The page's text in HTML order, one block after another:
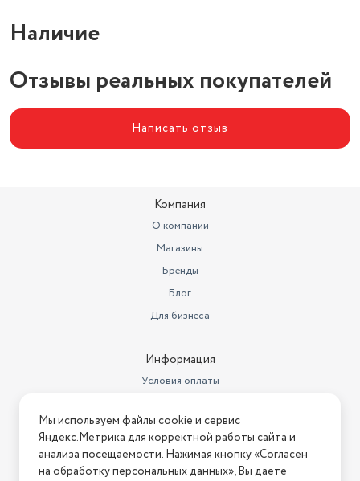
Наличие
Отзывы реальных покупателей
Написать отзыв
Компания
О компании
Магазины
Бренды
Блог
Для бизнеса
Информация
Условия оплаты
Условия возврата
Нашли ошибку на сайте? Напишите нам
Мы используем файлы cookie и сервис
Яндекс.Метрика для корректной работы сайта и
анализа посещаемости. Нажимая кнопку «Согласен
на обработку персональных данных», Вы даете